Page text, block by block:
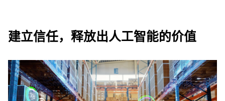
建立信任，释放出人工智能的价值